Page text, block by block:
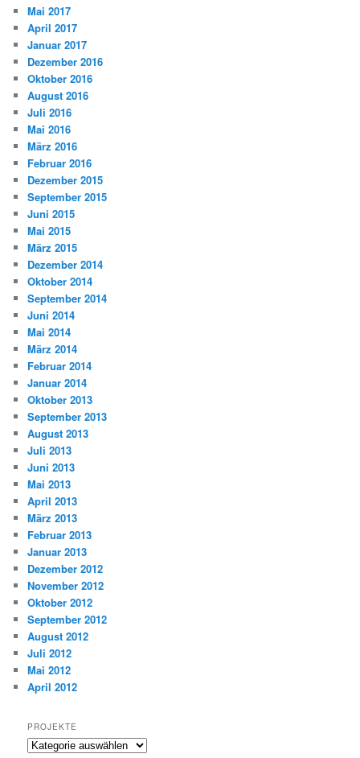
Mai 2017
April 2017
Januar 2017
Dezember 2016
Oktober 2016
August 2016
Juli 2016
Mai 2016
März 2016
Februar 2016
Dezember 2015
September 2015
Juni 2015
Mai 2015
März 2015
Dezember 2014
Oktober 2014
September 2014
Juni 2014
Mai 2014
März 2014
Februar 2014
Januar 2014
Oktober 2013
September 2013
August 2013
Juli 2013
Juni 2013
Mai 2013
April 2013
März 2013
Februar 2013
Januar 2013
Dezember 2012
November 2012
Oktober 2012
September 2012
August 2012
Juli 2012
Mai 2012
April 2012
PROJEKTE
Projekte